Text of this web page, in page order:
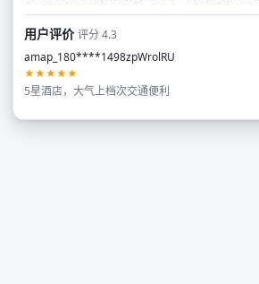
用户评价评分 4.3
amap_180****1498zpWrolRU
★★★★★
5星酒店，大气上档次交通便利